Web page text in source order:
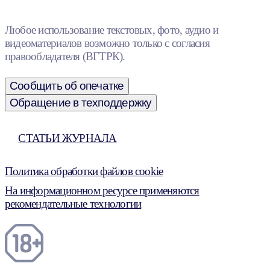
Любое использование текстовых, фото, аудио и
видеоматериалов возможно только с согласия
правообладателя (ВГТРК).
Сообщить об опечатке
Обращение в техподдержку
СТАТЬИ ЖУРНАЛА
Политика обработки файлов cookie
На информационном ресурсе применяются
рекомендательные технологии